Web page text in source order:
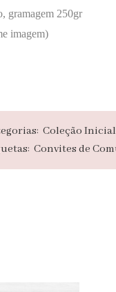
gramagem 250gr
imagem)
Coleção Inicial
Convites de